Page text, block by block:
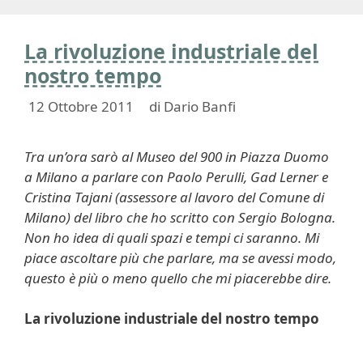
La rivoluzione industriale del
nostro tempo
12 Ottobre 2011 di Dario Banfi
Tra un’ora sarò al Museo del 900 in Piazza Duomo
a Milano a parlare con Paolo Perulli, Gad Lerner e
Cristina Tajani (assessore al lavoro del Comune di
Milano) del libro che ho scritto con Sergio Bologna.
Non ho idea di quali spazi e tempi ci saranno. Mi
piace ascoltare più che parlare, ma se avessi modo,
questo è più o meno quello che mi piacerebbe dire.
La rivoluzione industriale del nostro tempo